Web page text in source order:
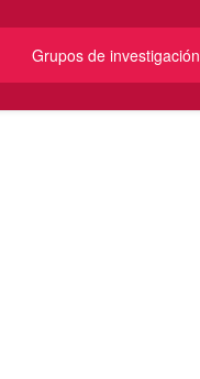
Grupos de investigación